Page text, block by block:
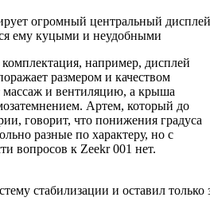
огромный центральный
ему куцыми и неудобными
например, дисплей
размером и качеством
и вентиляцию, а крыша
Артем, который до
говорит, что понижения градуса
разные по характеру, но с
вопросов к Zeekr 001 нет.
стабилизации и оставил